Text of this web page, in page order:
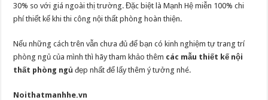
30% so với giá ngoài thị trường. Đặc biệt là Mạnh Hệ miễn 100% chi
phí thiết kế khi thi công nội thất phòng hoàn thiện.
Nếu những cách trên vẫn chưa đủ để bạn có kinh nghiệm tự trang trí
phòng ngủ của mình thì hãy tham khảo thêm các mẫu thiết kế nội
thất phòng ngủ đẹp nhất để lấy thêm ý tưởng nhé.
Noithatmanhhe.vn